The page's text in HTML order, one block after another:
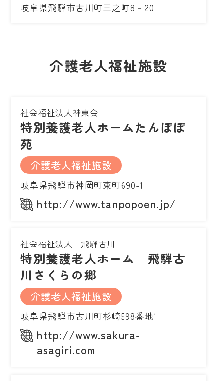
岐阜県飛騨市古川町三之町8－20
介護老人福祉施設
社会福祉法人神東会
特別養護老人ホームたんぽぽ
苑
介護老人福祉施設
岐阜県飛騨市神岡町東町690-1
http://www.tanpopoen.jp/
社会福祉法人 飛騨古川
特別養護老人ホーム 飛騨古
川さくらの郷
介護老人福祉施設
岐阜県飛騨市古川町杉崎598番地1
http://www.sakura-
asagiri.com